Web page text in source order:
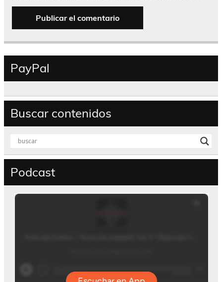
PayPal
Buscar contenidos
Podcast